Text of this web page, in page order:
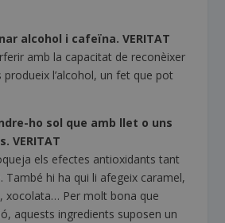
alcohol i cafeïna. VERITAT
amb la capacitat de reconèixer
l’alcohol, un fet que pot
ho sol que amb llet o uns
VERITAT
els efectes antioxidants tant
També hi ha qui li afegeix caramel,
xocolata… Per molt bona que
aquests ingredients suposen un